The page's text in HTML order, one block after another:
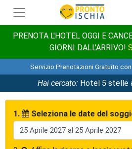
PRENOTA L'HOTEL OGGI E
GIORNI DALL'ARRIVO!
Servizio Prenotazioni Gratuito
Hai cercato:Hotel 5 stelle
1. Seleziona le date del